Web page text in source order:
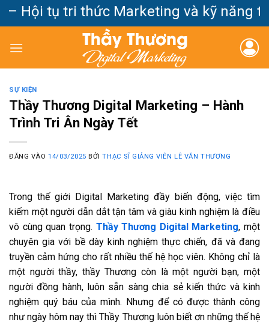
dung
Hội tụ tri thức Marketing và kỹ năng
SỰ KIỆN
Thầy Thương Digital Marketing – Hành
Trình Tri Ân Ngày Tết
ĐĂNG VÀO14/03/2025 BỞITHẠC SĨ GIẢNG VIÊN LÊ VĂN THƯƠNG
Trong thế giới Digital Marketing đầy biến động, việc tìm
kiếm một người dẫn dắt tận tâm và giàu kinh nghiệm là điều
vô cùng quan trọng. Thầy Thương Digital Marketing, một
chuyên gia với bề dày kinh nghiệm thực chiến, đã và đang
truyền cảm hứng cho rất nhiều thế hệ học viên. Không chỉ là
một người thầy, thầy Thương còn là một người bạn, một
người đồng hành, luôn sẵn sàng chia sẻ kiến thức và kinh
nghiệm quý báu của mình. Nhưng để có được thành công
như ngày hôm nay thì Thầy Thương luôn biết ơn những thế hệ